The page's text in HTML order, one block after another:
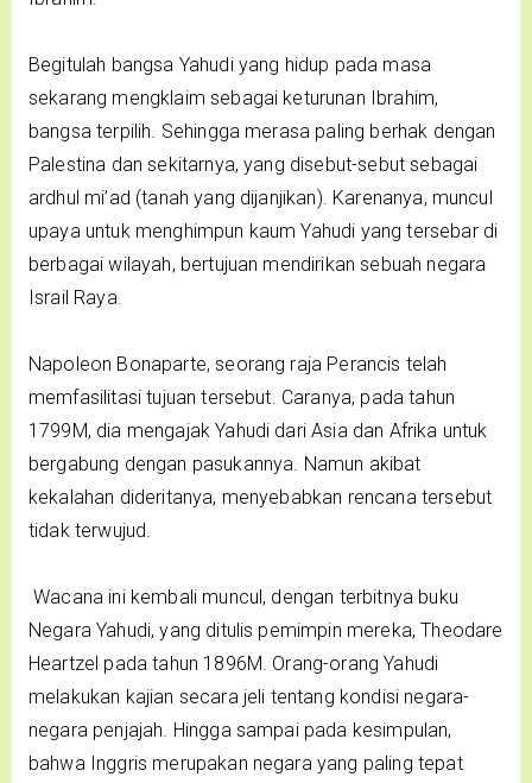
Begitulah bangsa Yahudi yang hidup pada masa
sekarang mengklaim sebagai keturunan Ibrahim,
bangsa terpilih. Sehingga merasa paling berhak dengan
Palestina dan sekitarnya, yang disebut-sebut sebagai
ardhul mi’ad (tanah yang dijanjikan). Karenanya, muncul
upaya untuk menghimpun kaum Yahudi yang tersebar di
berbagai wilayah, bertujuan mendirikan sebuah negara
Israil Raya.
Napoleon Bonaparte, seorang raja Perancis telah
memfasilitasi tujuan tersebut. Caranya, pada tahun
1799M, dia mengajak Yahudi dari Asia dan Afrika untuk
bergabung dengan pasukannya. Namun akibat
kekalahan dideritanya, menyebabkan rencana tersebut
tidak terwujud.
Wacana ini kembali muncul, dengan terbitnya buku
Negara Yahudi, yang ditulis pemimpin mereka, Theodare
Heartzel pada tahun 1896M. Orang-orang Yahudi
melakukan kajian secara jeli tentang kondisi negara-
negara penjajah. Hingga sampai pada kesimpulan,
bahwa Inggris merupakan negara yang paling tepat